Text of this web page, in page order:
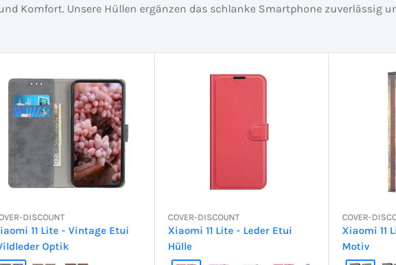
Komfort. Unsere Hüllen ergänzen das schlanke Smartphone zuverlässig
DISCOUNT
11 Lite - Vintage Etui
Optik
COVER-DISCOUNT
Xiaomi 11 Lite - Leder Etui
Hülle
COVER-
Xiaomi 11
Motiv